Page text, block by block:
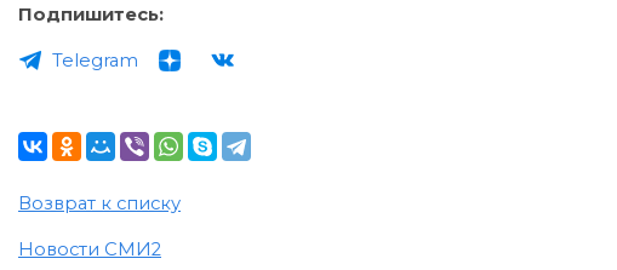
Подпишитесь:
Telegram
Возврат к списку
Новости СМИ2